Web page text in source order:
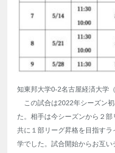
知東邦大学0-2名古屋経済大学
この試合は2022年シーズン
た。相手は今シーズンから２部
共に１部リーグ昇格を目指す
学でした。試合開始からお互